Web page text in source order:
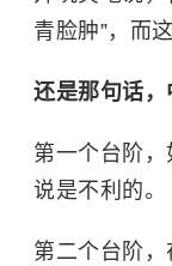
青脸肿”，而
还是那句话，
第一个台阶
说是不利的。
第二个台阶